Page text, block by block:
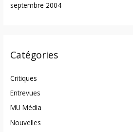
septembre 2004
Catégories
Critiques
Entrevues
MU Média
Nouvelles